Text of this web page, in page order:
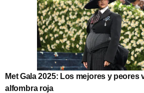
Met Gala 2025: Los mejores y peores
alfombra roja